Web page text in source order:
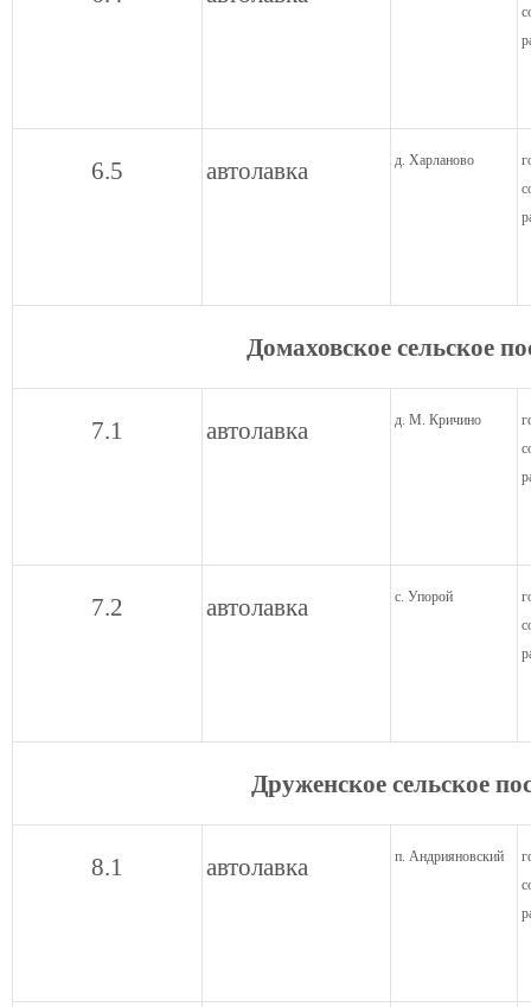
6.5 автолавка д. Харланово
Домаховское сельское
7.1 автолавка д. М. Кричино
7.2 автолавка с. Упорой
Друженское сельское
8.1 автолавка п. Андрияновский